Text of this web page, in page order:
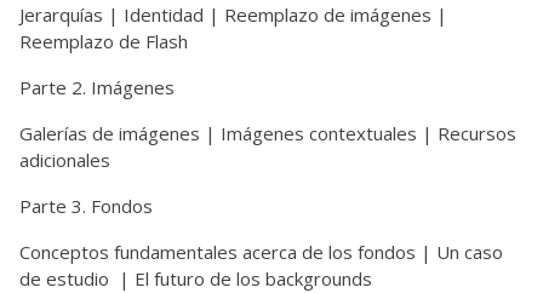
Jerarquías | Identidad | Reemplazo de imágenes |
Reemplazo de Flash
Parte 2. Imágenes
Galerías de imágenes | Imágenes contextuales | Recursos
adicionales
Parte 3. Fondos
Conceptos fundamentales acerca de los fondos | Un caso
de estudio | El futuro de los backgrounds